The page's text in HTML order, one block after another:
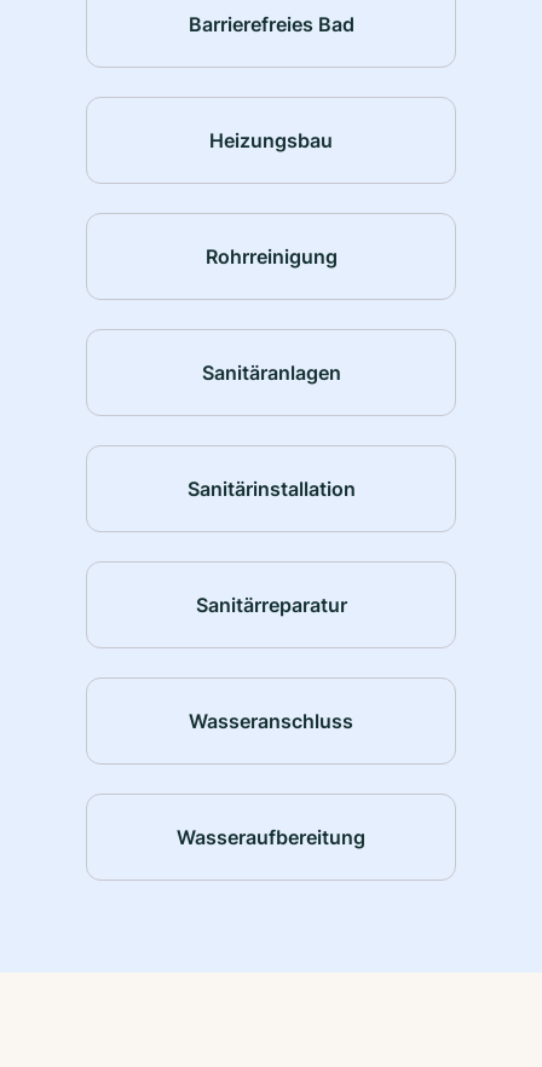
Barrierefreies Bad
Heizungsbau
Rohrreinigung
Sanitäranlagen
Sanitärinstallation
Sanitärreparatur
Wasseranschluss
Wasseraufbereitung